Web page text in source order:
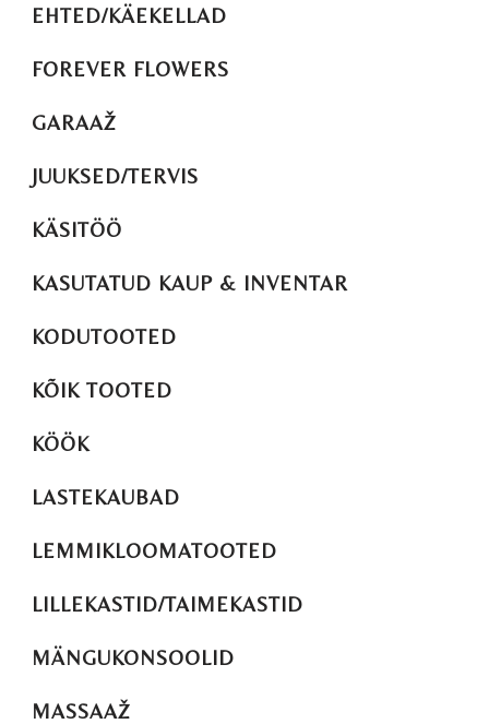
EHTED/KÄEKELLAD
FOREVER FLOWERS
GARAAŽ
JUUKSED/TERVIS
KÄSITÖÖ
KASUTATUD KAUP & INVENTAR
KODUTOOTED
KÕIK TOOTED
KÖÖK
LASTEKAUBAD
LEMMIKLOOMATOOTED
LILLEKASTID/TAIMEKASTID
MÄNGUKONSOOLID
MASSAAŽ